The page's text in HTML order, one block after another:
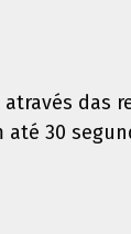
das
até 30